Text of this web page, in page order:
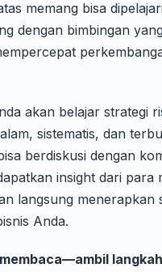
memang bisa
dengan bimbingan
akan belajar strategi
sistematis, dan
berdiskusi dengan
insight dari para
langsung menerapkan
Anda.